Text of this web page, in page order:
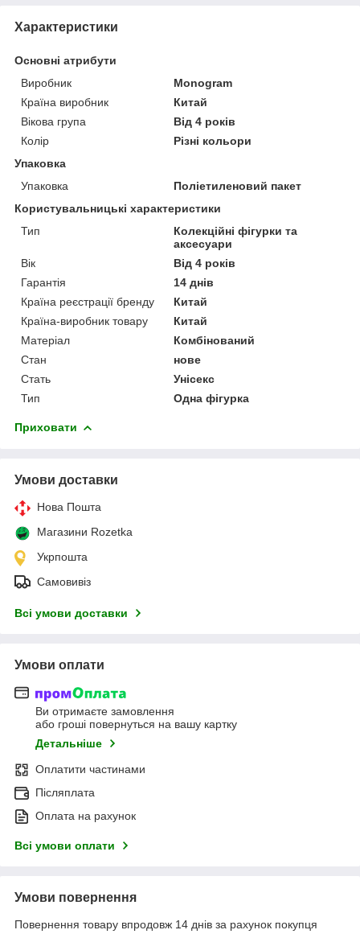
Характеристики
Основні атрибути
Виробник
Monogram
Країна виробник
Китай
Вікова група
Від 4 років
Колір
Різні кольори
Упаковка
Упаковка
Поліетиленовий пакет
Користувальницькі характеристики
Тип
Колекційні фігурки та
аксесуари
Вік
Від 4 років
Гарантія
14 днів
Країна реєстрації бренду
Китай
Країна-виробник товару
Китай
Матеріал
Комбінований
Стан
нове
Стать
Унісекс
Тип
Одна фігурка
Приховати
Умови доставки
Нова Пошта
Магазини Rozetka
Укрпошта
Самовивіз
Всі умови доставки
Умови оплати
Ви отримаєте замовлення
або гроші повернуться на вашу картку
Детальніше
Оплатити частинами
Післяплата
Оплата на рахунок
Всі умови оплати
Умови повернення
Повернення товару впродовж 14 днів за рахунок покупця